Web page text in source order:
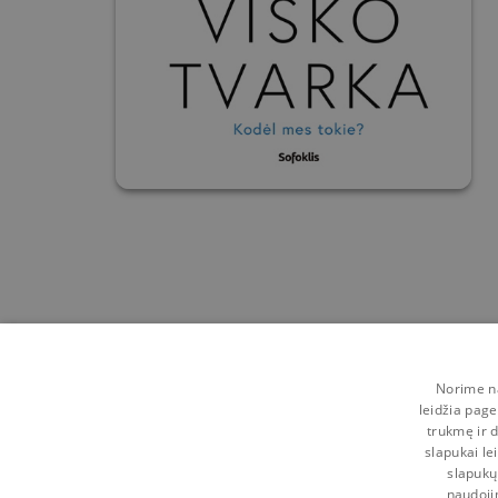
Norime
leidžia
trukmę ir
slapukai